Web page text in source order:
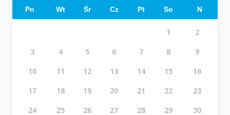
Pn Wt Śr Cz Pt So N
1
2
3
4 5 6 7 8
9
10
11 12 13 14 15
16
17
18 19 20 21 22
23
24
25 26 27 28 29 30